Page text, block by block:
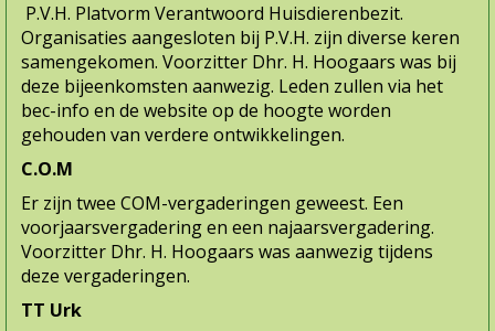
P.V.H. Platvorm Verantwoord Huisdierenbezit.
Organisaties aangesloten bij P.V.H. zijn diverse keren
samengekomen. Voorzitter Dhr. H. Hoogaars was bij
deze bijeenkomsten aanwezig. Leden zullen via het
bec-info en de website op de hoogte worden
gehouden van verdere ontwikkelingen.
C.O.M
Er zijn twee COM-vergaderingen geweest. Een
voorjaarsvergadering en een najaarsvergadering.
Voorzitter Dhr. H. Hoogaars was aanwezig tijdens
deze vergaderingen.
TT Urk